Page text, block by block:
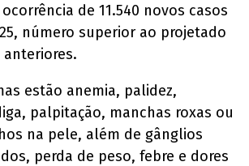
de 11.540 novos casos
número superior ao projetado
estão anemia, palidez,
palpitação, manchas roxas ou
na pele, além de gânglios
perda de peso, febre e dores